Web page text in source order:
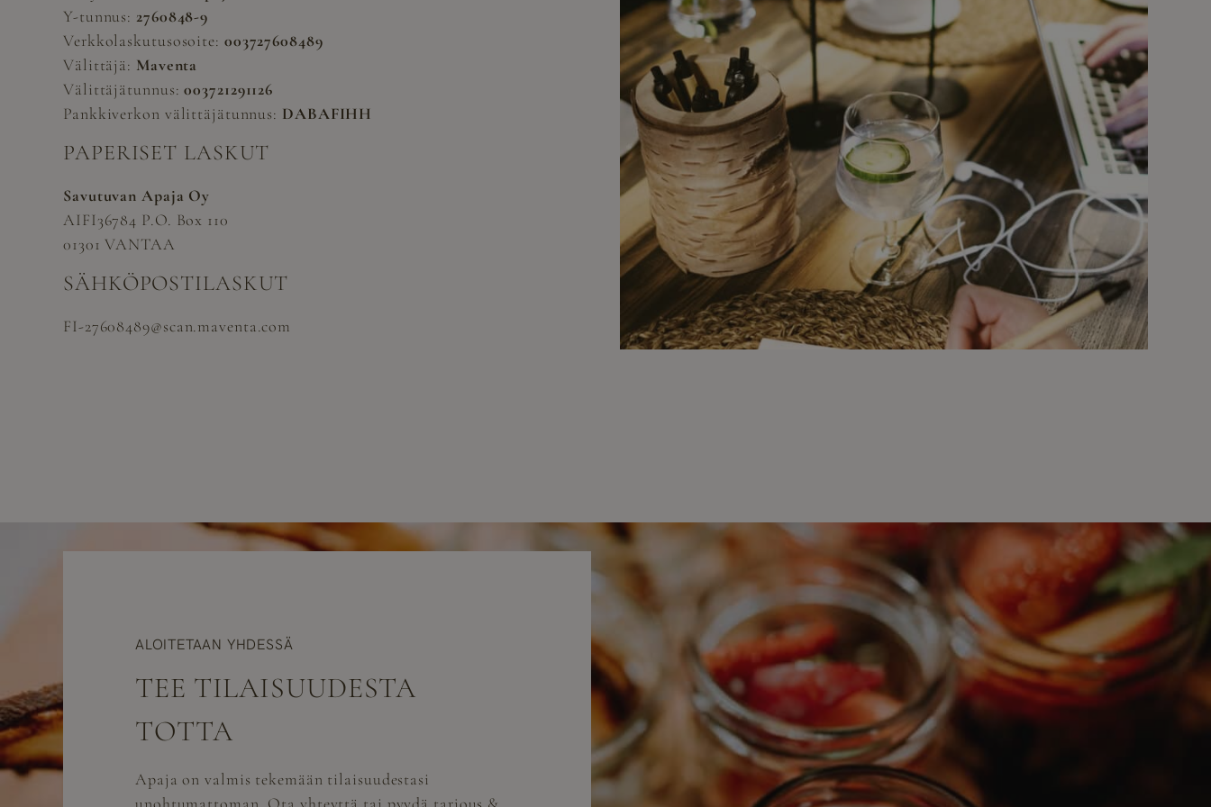
Y-tunnus: 2760848-9
Verkkolaskutusosoite: 003727608489
Välittäjä: Maventa
Välittäjätunnus:003721291126
Pankkiverkon välittäjätunnus: DABAFIHH
PAPERISET LASKUT
Savutuvan Apaja Oy
AIFI36784 P.O. Box 110
01301 VANTAA
SÄHKÖPOSTILASKUT
FI-27608489@scan.maventa.com
ALOITETAAN YHDESSÄ
TEE TILAISUUDESTA
TOTTA
Apaja on valmis tekemään tilaisuudestasi